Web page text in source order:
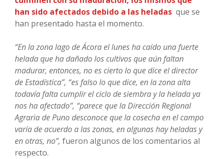
han sido afectados debido a las heladas que se
han presentado hasta el momento.
“En la zona lago de Ácora el lunes ha caído una fuerte
helada que ha dañado los cultivos que aún faltan
madurar, entonces, no es cierto lo que dice el director
de Estadística”, “es falso lo que dice, en la zona alta
todavía falta cumplir el ciclo de siembra y la helada ya
nos ha afectado”, “parece que la Dirección Regional
Agraria de Puno desconoce que la cosecha en el campo
varía de acuerdo a las zonas, en algunas hay heladas y
en otras, no”, fueron algunos de los comentarios al
respecto.